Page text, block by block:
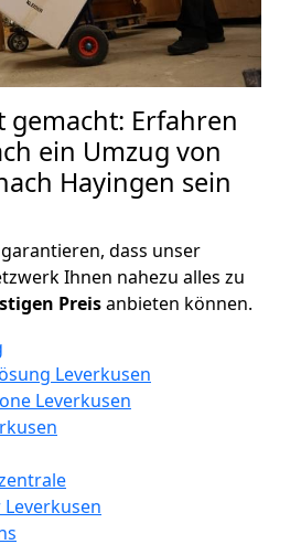
gemacht: Erfahren
ein Umzug von
Hayingen sein
dass unser
Ihnen nahezu alles zu
Preisanbieten können.
Leverkusen
Leverkusen